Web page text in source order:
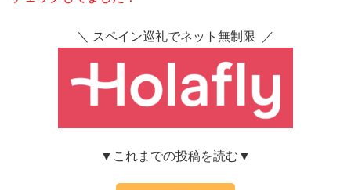
＼ スペイン巡礼でネット無制限 ／
▼これまでの投稿を読む▼